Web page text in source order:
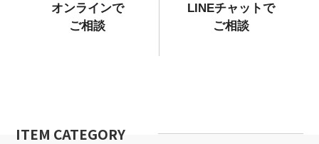
オンラインで
ご相談
LINEチャットで
ご相談
ITEM CATEGORY